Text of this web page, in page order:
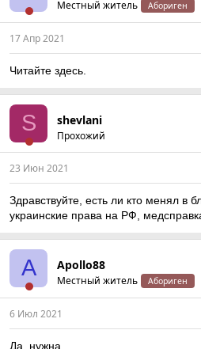
Местный житель Абориген
17 Апр 2021
Читайте здесь.
S shevlani
Пpохожий
23 Июн 2021
Здравствуйте, есть ли кто менял в
украинские права на РФ,
A Apollo88
Местный житель Абориген
6 Июл 2021
Да, нужна.